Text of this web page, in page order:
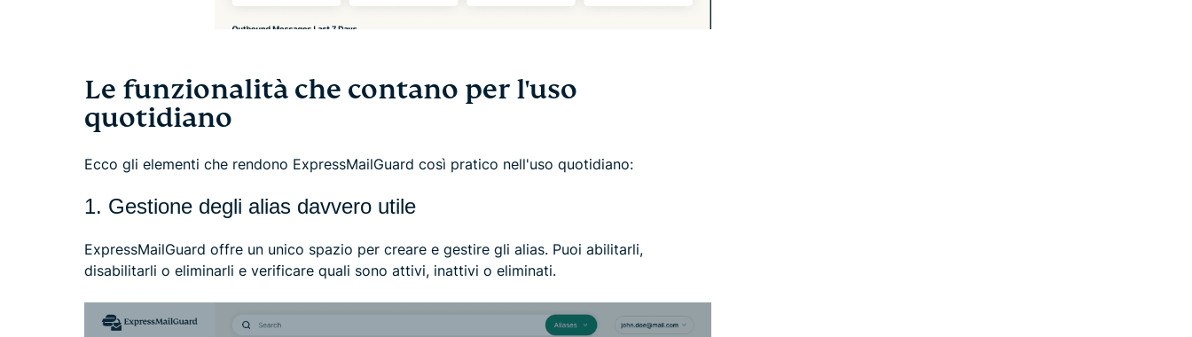
Le funzionalità che contano per l'uso
quotidiano
Ecco gli elementi che rendono ExpressMailGuard così pratico nell'uso quotidiano:
1. Gestione degli alias davvero utile
ExpressMailGuard offre un unico spazio per creare e gestire gli alias. Puoi abilitarli,
disabilitarli o eliminarli e verificare quali sono attivi, inattivi o eliminati.